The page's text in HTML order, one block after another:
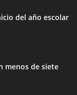
del año escolar
menos de siete